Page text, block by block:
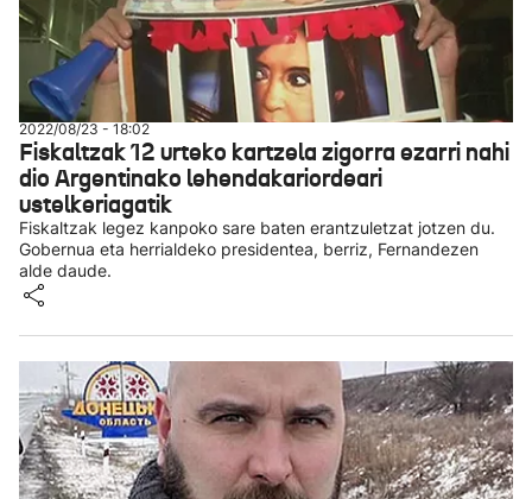
2022/08/23 - 18:02
Fiskaltzak 12 urteko kartzela zigorra ezarri nahi
dio Argentinako lehendakariordeari
ustelkeriagatik
Fiskaltzak legez kanpoko sare baten erantzuletzat jotzen du.
Gobernua eta herrialdeko presidentea, berriz, Fernandezen
alde daude.